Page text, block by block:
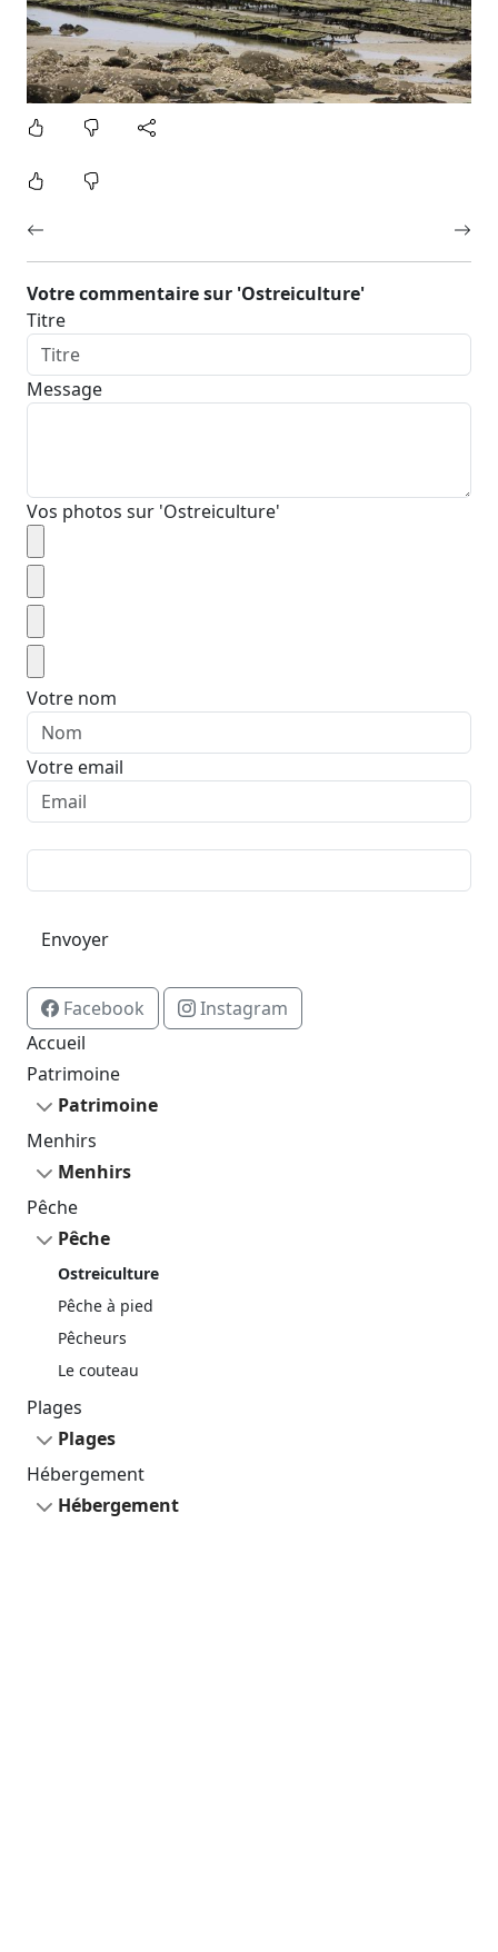
Votre commentaire sur 'Ostreiculture'
Titre
Message
Vos photos sur 'Ostreiculture'
Votre nom
Votre email
Envoyer
Facebook
Button
Instagram
Button
Accueil
Patrimoine
Patrimoine
Menhirs
Menhirs
Pêche
Pêche
Ostreiculture
Pêche à pied
Pêcheurs
Le couteau
Plages
Plages
Hébergement
Hébergement